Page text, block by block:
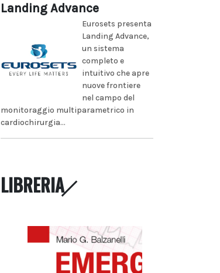
Landing Advance
Eurosets presenta
Landing Advance,
un sistema
completo e
intuitivo che apre
nuove frontiere
nel campo del
monitoraggio multiparametrico in
cardiochirurgia...
LIBRERIA